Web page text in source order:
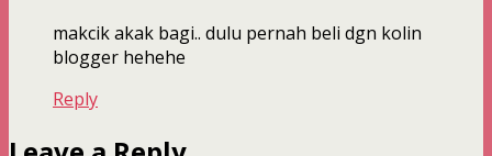
makcik akak bagi.. dulu pernah beli dgn kolin
blogger hehehe
Reply